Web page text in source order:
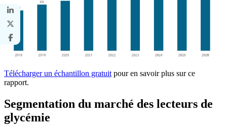
Télécharger un échantillon gratuit pour en savoir plus sur ce
rapport.
Segmentation du marché des lecteurs de
glycémie